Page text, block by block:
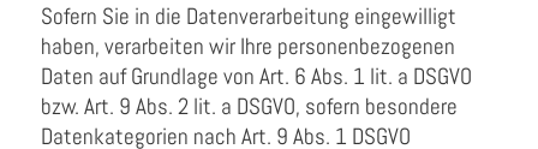
Sofern Sie in die Datenverarbeitung eingewilligt
haben, verarbeiten wir Ihre personenbezogenen
Daten auf Grundlage von Art. 6 Abs. 1 lit. a DSGVO
bzw. Art. 9 Abs. 2 lit. a DSGVO, sofern besondere
Datenkategorien nach Art. 9 Abs. 1 DSGVO